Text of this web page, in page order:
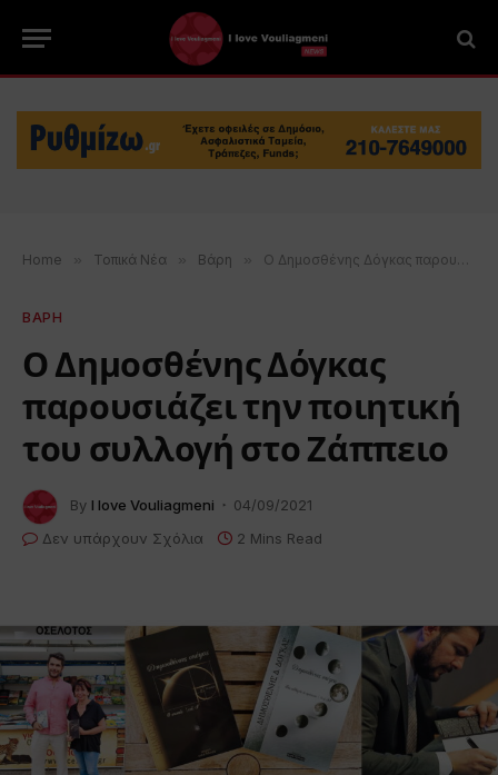
Home » Τοπικά Νέα » Βάρη » Ο Δημοσθένης Δόγκας παρουσιάζει την ποιητική του συλλογή στο Ζάππειο
ΒΑΡΗ
Ο Δημοσθένης Δόγκας
παρουσιάζει την ποιητική
του συλλογή στο Ζάππειο
By I love Vouliagmeni
04/09/2021
Δεν υπάρχουν Σχόλια
2 Mins Read